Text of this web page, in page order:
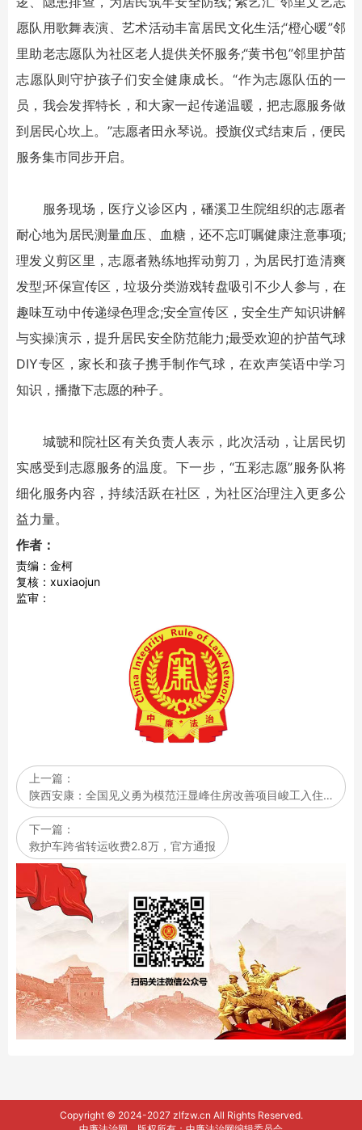
愿队用歌舞表演、艺术活动丰富居民文化生活;“橙心暖”邻
里助老志愿队为社区老人提供关怀服务;“黄书包”邻里护苗
志愿队则守护孩子们安全健康成长。“作为志愿队伍的一
员，我会发挥特长，和大家一起传递温暖，把志愿服务做
到居民心坎上。”志愿者田永琴说。授旗仪式结束后，便民
服务集市同步开启。
服务现场，医疗义诊区内，磻溪卫生院组织的志愿者
耐心地为居民测量血压、血糖，还不忘叮嘱健康注意事项;
理发义剪区里，志愿者熟练地挥动剪刀，为居民打造清爽
发型;环保宣传区，垃圾分类游戏转盘吸引不少人参与，在
趣味互动中传递绿色理念;安全宣传区，安全生产知识讲解
与实操演示，提升居民安全防范能力;最受欢迎的护苗气球
DIY专区，家长和孩子携手制作气球，在欢声笑语中学习
知识，播撒下志愿的种子。
城虢和院社区有关负责人表示，此次活动，让居民切
实感受到志愿服务的温度。下一步，“五彩志愿”服务队将
细化服务内容，持续活跃在社区，为社区治理注入更多公
益力量。
作者：
责编：金柯
复核：xuxiaojun
监审：
上一篇：
陕西安康：全国见义勇为模范汪显峰住房改善项目峻工入住…
下一篇：
救护车跨省转运收费2.8万，官方通报
Copyright © 2024-2027 zlfzw.cn All Rights Reserved.